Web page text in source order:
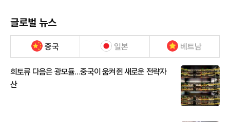
글로벌 뉴스
중국 일본 베트남
희토류 다음은 광모듈…중국이 움켜쥔 새로운 전략자
산